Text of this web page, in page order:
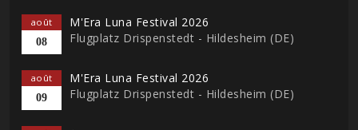
août
08
M'Era Luna Festival 2026
Flugplatz Drispenstedt - Hildesheim (DE)
août
09
M'Era Luna Festival 2026
Flugplatz Drispenstedt - Hildesheim (DE)